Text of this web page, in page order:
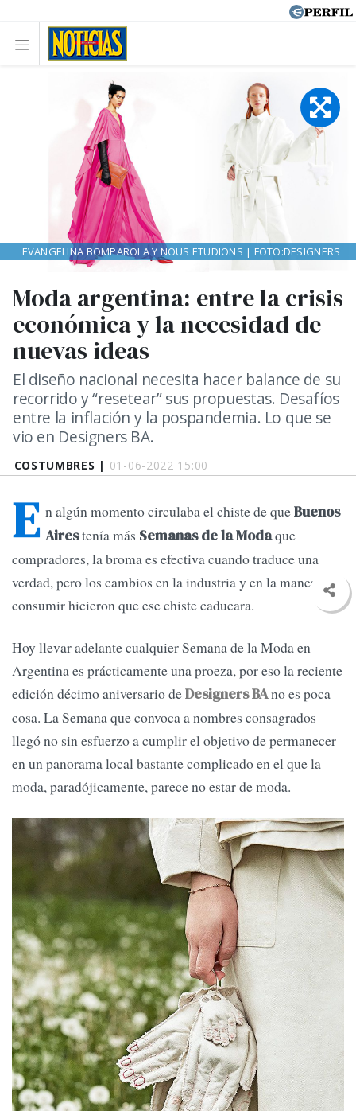
COSTUMBRES | 01-06-2022 15:00
Moda argentina: entre la crisis
económica y la necesidad de
nuevas ideas
El diseño nacional necesita hacer balance de su
recorrido y “resetear” sus propuestas. Desafíos
entre la inflación y la pospandemia. Lo que se
vio en Designers BA.
EVANGELINA BOMPAROLA Y NOUS ETUDIONS | FOTO:DESIGNERS
E n algún momento circulaba el chiste de queBuenos
Airestenía más Semanas de la Modaque
compradores, la broma es efectiva cuando traduce una
verdad, pero los cambios en la industria y en la manera de
consumir hicieron que ese chiste caducara.
Hoy llevar adelante cualquier Semana de la Moda en
Argentina es prácticamente una proeza, por eso la reciente
edición décimo aniversario deDesigners BAno es poca
cosa. La Semana que convoca a nombres consagrados
llegó no sin esfuerzo a cumplir el objetivo de permanecer
en un panorama local bastante complicado en el que la
moda, paradójicamente, parece no estar de moda.